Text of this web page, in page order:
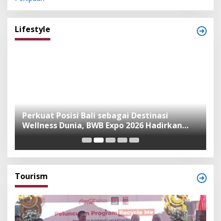
Lifestyle
Perkuat Posisi Bali sebagai Destinasi
Wellness Dunia, BWB Expo 2026 Hadirkan
Exhibitor Nasional dan Global
Tourism